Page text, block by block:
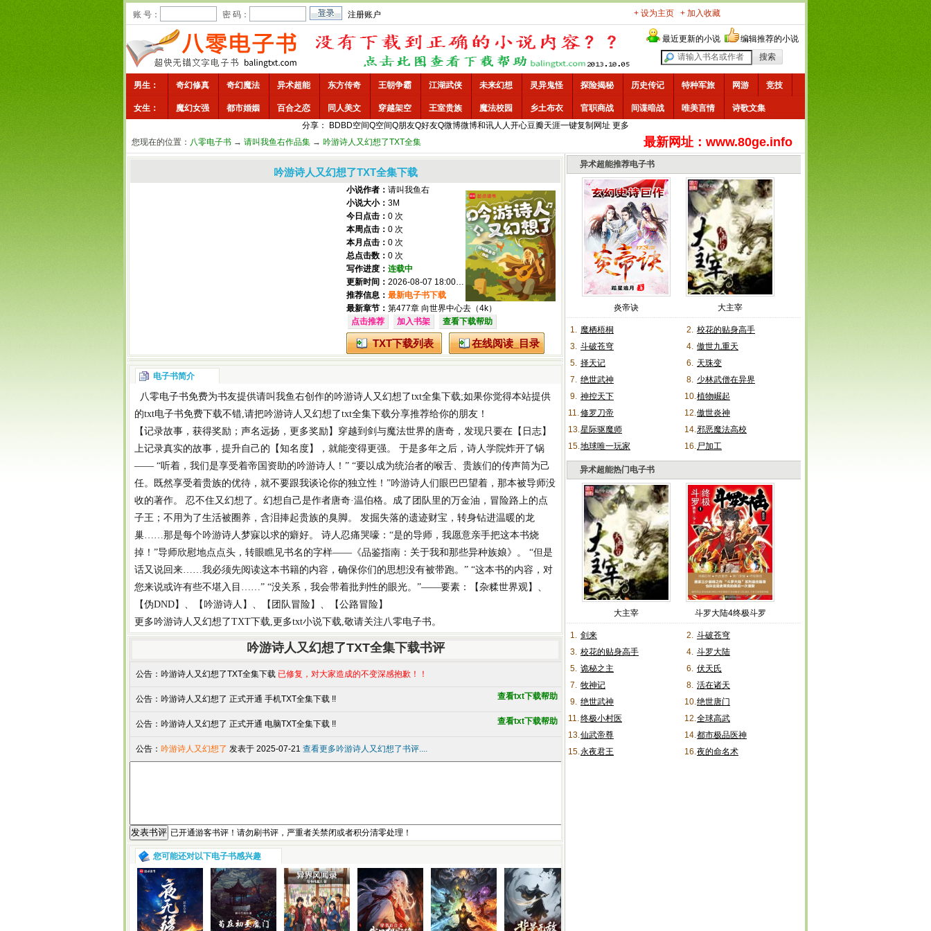
账 号： 密 码： 注册账户 + 设为主页 + 加入收藏
最近更新的小说 编辑推荐的小说
男生： 奇幻修真 奇幻魔法 异术超能 东方传奇 王朝争霸 江湖武侠 未来幻想 灵异鬼怪 探险揭秘 历史传记 特种军旅 网游 竞技
女生： 魔幻女强 都市婚姻 百合之恋 同人美文 穿越架空 王室贵族 魔法校园 乡土布衣 官职商战 间谍暗战 唯美言情
诗歌文集
分享：
BD BD空间Q空间Q朋友Q好友Q微博微博和讯人人开心豆瓣天涯一键复制网址 更多
您现在的位置： 八零电子书 → 请叫我鱼右作品集 → 吟游诗人又幻想了TXT全集 最新网址：www.80ge.info
吟游诗人又幻想了TXT全集下载
小说作者： 请叫我鱼右
小说大小： 3M
今日点击： 0 次
本周点击： 0 次
本月点击： 0 次
总点击数： 0 次
写作进度： 连载中
更新时间： 2026-08-07 18:00:00
推荐信息： 最新电子书下载
最新章节： 第477章 向世界中心去（4k）
点击推荐
加入书架 查看下载帮助
TXT下载列表 在线阅读_目录
电子书简介
八零电子书免费为书友提供请叫我鱼右创作的吟游诗人又幻想了txt全集下载;如果你觉得本站提供
的txt电子书免费下载不错,请把吟游诗人又幻想了txt全集下载分享推荐给你的朋友！
【记录故事，获得奖励；声名远扬，更多奖励】穿越到剑与魔法世界的唐奇，发现只要在【日志】
上记录真实的故事，提升自己的【知名度】，就能变得更强。 于是多年之后，诗人学院炸开了锅
—— “听着，我们是享受着帝国资助的吟游诗人！” “要以成为统治者的喉舌、贵族们的传声筒为己
任。既然享受着贵族的优待，就不要跟我谈论你的独立性！”吟游诗人们眼巴巴望着，那本被导师没
收的著作。 忍不住又幻想了。幻想自己是作者唐奇·温伯格。成了团队里的万金油，冒险路上的点
子王；不用为了生活被圈养，含泪捧起贵族的臭脚。 发掘失落的遗迹财宝，转身钻进温暖的龙
巢……那是每个吟游诗人梦寐以求的癖好。 诗人忍痛哭嚎：“是的导师，我愿意亲手把这本书烧
掉！”导师欣慰地点点头，转眼瞧见书名的字样——《品鉴指南：关于我和那些异种族娘》。 “但是
话又说回来……我必须先阅读这本书籍的内容，确保你们的思想没有被带跑。” “这本书的内容，对
您来说或许有些不堪入目……” “没关系，我会带着批判性的眼光。”——要素：【杂糅世界观】、
【伪DND】、【吟游诗人】、【团队冒险】、【公路冒险】
更多吟游诗人又幻想了TXT下载,更多txt小说下载,敬请关注八零电子书。
吟游诗人又幻想了TXT全集下载书评
公告： 吟游诗人又幻想了TXT全集下载 已修复，对大家造成的不变深感抱歉！！
查看txt下载帮助
公告： 吟游诗人又幻想了 正式开通 手机TXT全集下载 !!
查看txt下载帮助
公告： 吟游诗人又幻想了 正式开通 电脑TXT全集下载 !!
公告： 吟游诗人又幻想了 发表于 2025-07-21 查看更多吟游诗人又幻想了书评....
已开通游客书评！请勿刷书评，严重者关禁闭或者积分清零处理！
您可能还对以下电子书感兴趣
异术超能推荐电子书
炎帝诀 大主宰
1. 魔栖梧桐 2. 校花的贴身高手
3. 斗破苍穹 4. 傲世九重天
5. 择天记 6. 天珠变
7. 绝世武神 8. 少林武僧在异界
9. 神控天下 10.植物崛起
11.修罗刀帝 12.傲世炎神
13.星际驱魔师 14.邪恶魔法高校
15.地球唯一玩家 16.尸加工
异术超能热门电子书
大主宰 斗罗大陆4终极斗罗
1. 剑来 2. 斗破苍穹
3. 校花的贴身高手 4. 斗罗大陆
5. 诡秘之主 6. 伏天氏
7. 牧神记 8. 活在诸天
9. 绝世武神 10.绝世唐门
11.终极小村医 12.全球高武
13.仙武帝尊 14.都市极品医神
15.永夜君王 16.夜的命名术